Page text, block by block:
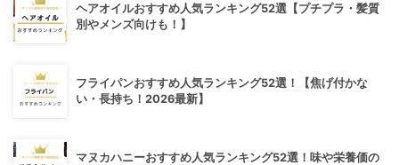
ヘアオイルおすすめ人気ランキング52選【プチプラ・髪質
別やメンズ向けも！】
フライパンおすすめ人気ランキング52選！【焦げ付かな
い・長持ち！2026最新】
マヌカハニーおすすめ人気ランキング52選！味や栄養価の